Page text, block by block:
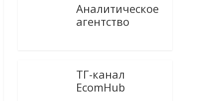
Аналитическое
агентство
ТГ-канал
EcomHub